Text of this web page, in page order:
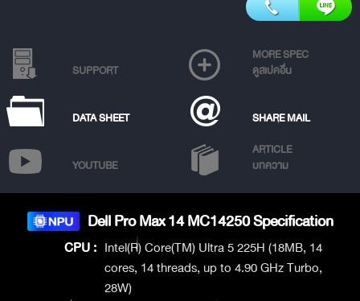
SUPPORT
MORE SPEC
ดูสเปคอื่น
DATA SHEET SHARE MAIL
YOUTUBE
ARTICLE
บทความ
Dell Pro Max 14 MC14250 Specification
CPU : Intel(R) Core(TM) Ultra 5 225H (18MB, 14
cores, 14 threads, up to 4.90 GHz Turbo,
28W)